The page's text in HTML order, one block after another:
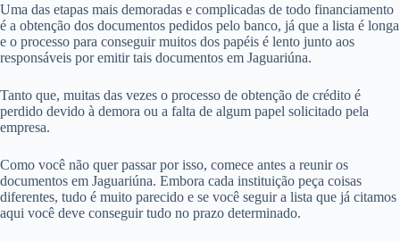
Uma das etapas mais demoradas e complicadas de todo financiamento
é a obtenção dos documentos pedidos pelo banco, já que a lista é longa
e o processo para conseguir muitos dos papéis é lento junto aos
responsáveis por emitir tais documentos em Jaguariúna.
Tanto que, muitas das vezes o processo de obtenção de crédito é
perdido devido à demora ou a falta de algum papel solicitado pela
empresa.
Como você não quer passar por isso, comece antes a reunir os
documentos em Jaguariúna. Embora cada instituição peça coisas
diferentes, tudo é muito parecido e se você seguir a lista que já citamos
aqui você deve conseguir tudo no prazo determinado.